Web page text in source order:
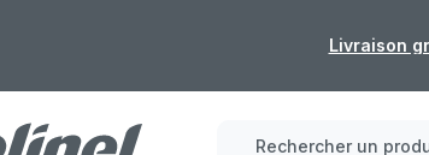
Fermeture estivale : les